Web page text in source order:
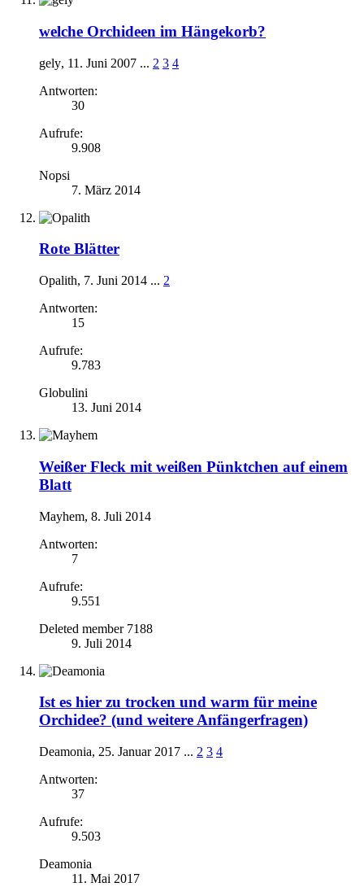
welche Orchideen im Hängekorb?
gely, 11. Juni 2007 ... 2 3 4
Antworten:
30
Aufrufe:
9.908
Nopsi
7. März 2014
Rote Blätter
Opalith, 7. Juni 2014 ... 2
Antworten:
15
Aufrufe:
9.783
Globulini
13. Juni 2014
Weißer Fleck mit weißen Pünktchen auf einem
Blatt
Mayhem, 8. Juli 2014
Antworten:
7
Aufrufe:
9.551
Deleted member 7188
9. Juli 2014
Ist es hier zu trocken und warm für meine
Orchidee? (und weitere Anfängerfragen)
Deamonia, 25. Januar 2017 ... 2 3 4
Antworten:
37
Aufrufe:
9.503
Deamonia
11. Mai 2017